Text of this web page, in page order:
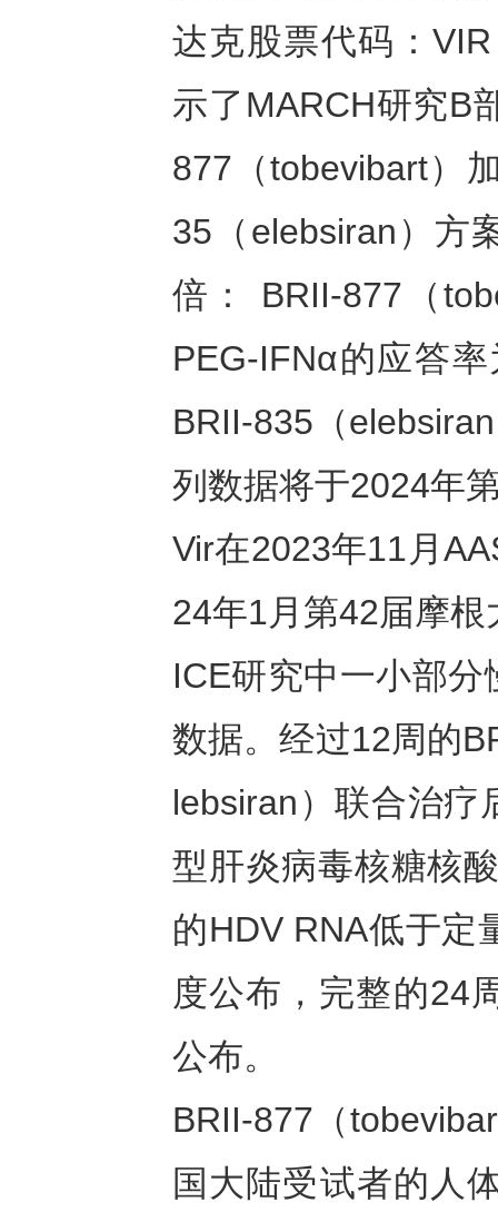
达克股票代码：
示了MARCH研究B
877（tobevibart）
35（elebsiran）方
倍： BRII-877（
PEG-IFNα的应答
BRII-835（
列数据将于2024年
Vir在2023年11月
24年1月第42届摩
ICE研究中一小部
数据。经过12周的
lebsiran）联合治疗
型肝炎病毒核糖核
的HDV RNA低于定
度公布，完整的24
公布。
BRII-877（
国大陆受试者的人